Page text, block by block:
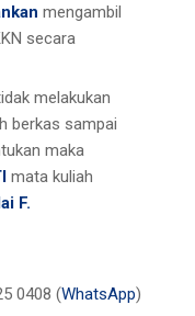
mengambil
secara
melakukan
berkas sampai
maka
mata kuliah
F.
0408 (WhatsApp)